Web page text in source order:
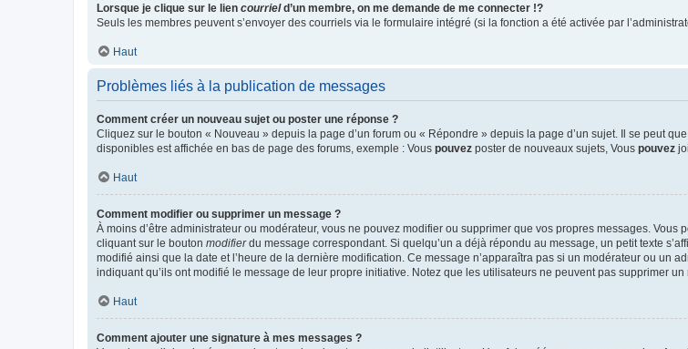
Lorsque je clique sur le lien courrield’un membre, on me demande de me connecter !?
Seuls les membres peuvent s’envoyer des courriels via le formulaire intégré (si la fonction a été activée par
Haut
Problèmes liés à la publication de messages
Comment créer un nouveau sujet ou poster une réponse ?
Cliquez sur le bouton « Nouveau » depuis la page d’un forum ou « Répondre » depuis la page d’un sujet. Il se peut
disponibles est affichée en bas de page des forums, exemple : Vous pouvez poster de nouveaux sujets, Vous pouvez
Haut
Comment modifier ou supprimer un message ?
À moins d’être administrateur ou modérateur, vous ne pouvez modifier ou supprimer que vos propres messages.
cliquant sur le bouton modifierdu message correspondant. Si quelqu’un a déjà répondu au message, un petit texte
modifié ainsi que la date et l’heure de la dernière modification. Ce message n’apparaîtra pas si un modérateur ou un
indiquant qu’ils ont modifié le message de leur propre initiative. Notez que les utilisateurs ne peuvent pas supprimer un
Haut
Comment ajouter une signature à mes messages ?